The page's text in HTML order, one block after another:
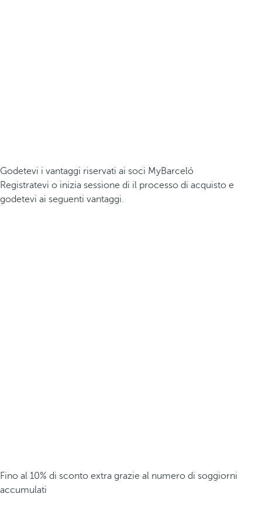
Godetevi i vantaggi riservati ai soci MyBarceló
Registratevi o inizia sessione di il processo di acquisto e
godetevi ai seguenti vantaggi.
Fino al 10% di sconto extra grazie al numero di soggiorni
accumulati